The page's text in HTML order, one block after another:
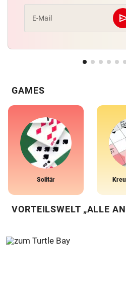
E-Mail
GAMES
Solitär
VORTEILSWELT „ALLE